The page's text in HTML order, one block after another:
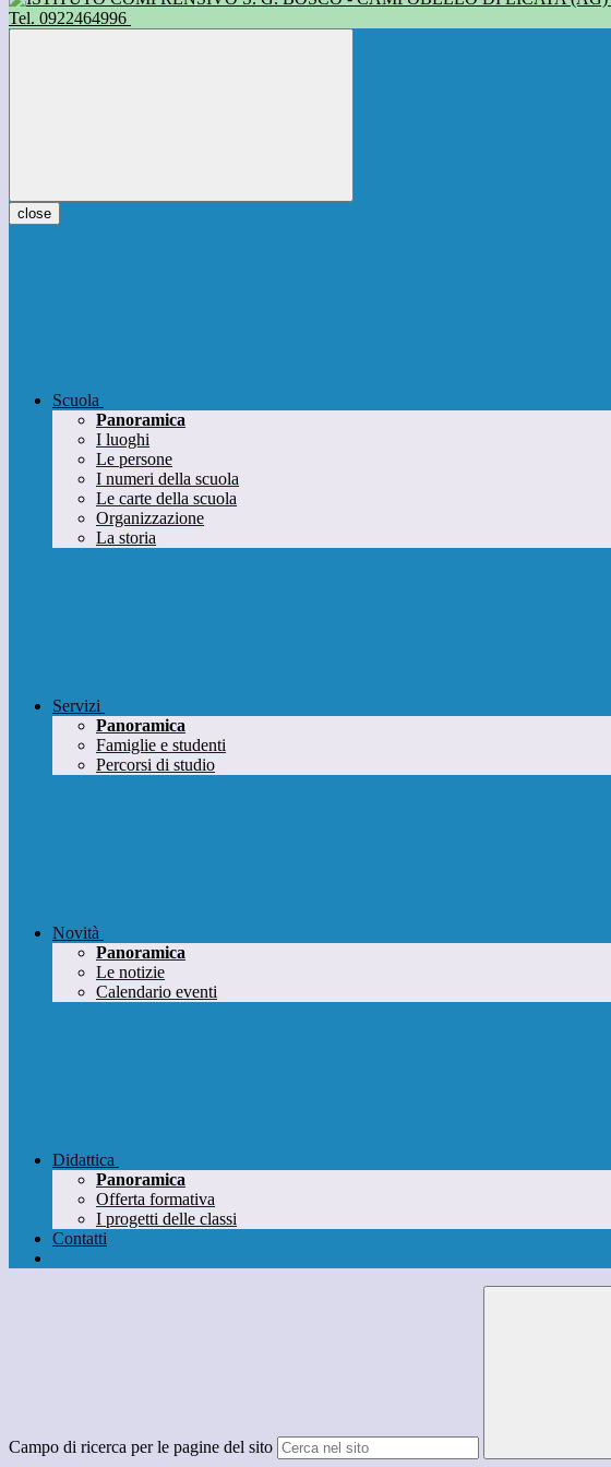
Tel. 0922464996
close
Scuola
Panoramica
I luoghi
Le persone
I numeri della scuola
Le carte della scuola
Organizzazione
La storia
Servizi
Panoramica
Famiglie e studenti
Percorsi di studio
Novità
Panoramica
Le notizie
Calendario eventi
Didattica
Panoramica
Offerta formativa
I progetti delle classi
Contatti
Campo di ricerca per le pagine del sito